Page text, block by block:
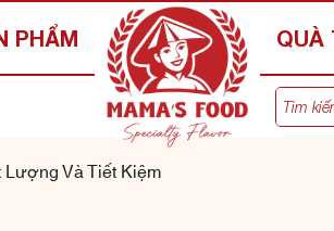
PHẨM QUÀ
Và Tiết Kiệm